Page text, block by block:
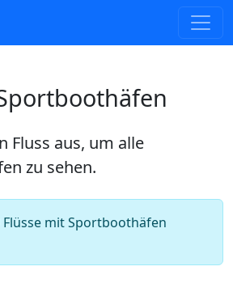
Fluss aus, um alle
zu sehen.
mit Sportboothäfen